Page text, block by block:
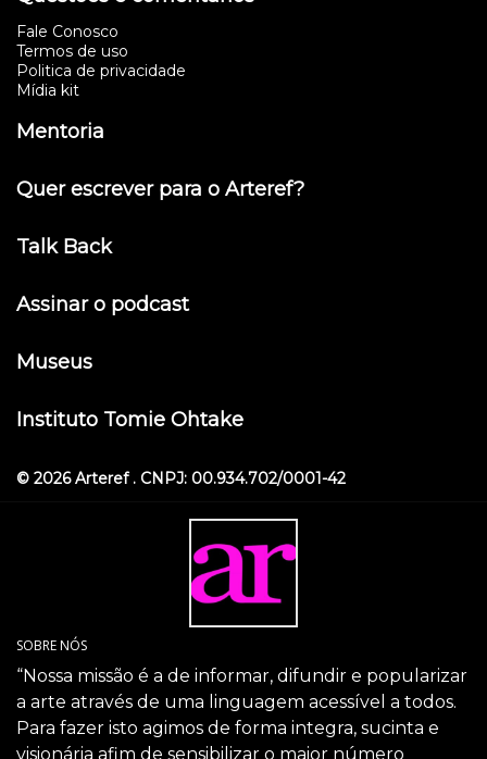
Fale Conosco
Termos de uso
Politica de privacidade
Mídia kit
Mentoria
Quer escrever para o Arteref?
Talk Back
Assinar o podcast
Museus
Instituto Tomie Ohtake
© 2026 Arteref . CNPJ: 00.934.702/0001-42
SOBRE NÓS
“Nossa missão é a de informar, difundir e popularizar
a arte através de uma linguagem acessível a todos.
Para fazer isto agimos de forma integra, sucinta e
visionária afim de sensibilizar o maior número